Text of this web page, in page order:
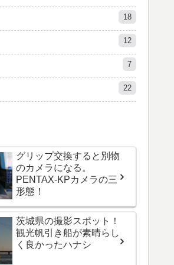
18
12
7
22
グリップ交換すると別物
のカメラになる。
PENTAX-KPカメラの三
形態！
茨城県の撮影スポット！
観光帆引き船が素晴らし
く良かったハナシ